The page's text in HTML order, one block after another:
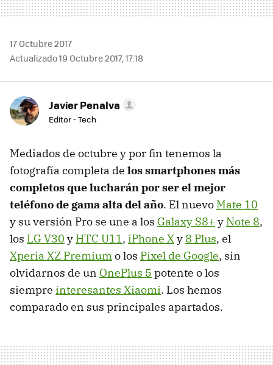
17 Octubre 2017
Actualizado 19 Octubre 2017, 17:18
Javier Penalva
Editor - Tech
Mediados de octubre y por fin tenemos la
fotografía completa de los smartphones más
completos que lucharán por ser el mejor
teléfono de gama alta del año. El nuevo Mate 10
y su versión Pro se une a los Galaxy S8+ y Note 8,
los LG V30 y HTC U11, iPhone Xy 8 Plus, el
Xperia XZ Premiumo los Pixel de Google, sin
olvidarnos de un OnePlus 5 potente o los
siempre interesantes Xiaomi. Los hemos
comparado en sus principales apartados.